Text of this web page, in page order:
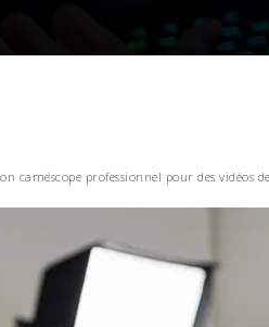
caméscope professionnel pour des vidéos